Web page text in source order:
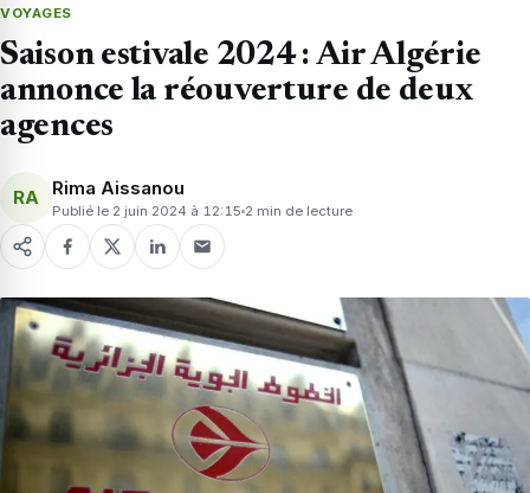
VOYAGES
Saison estivale 2024 : Air Algérie
annonce la réouverture de deux
agences
RA Rima Aissanou
Publié le 2 juin 2024 à 12:15 2 min de lecture